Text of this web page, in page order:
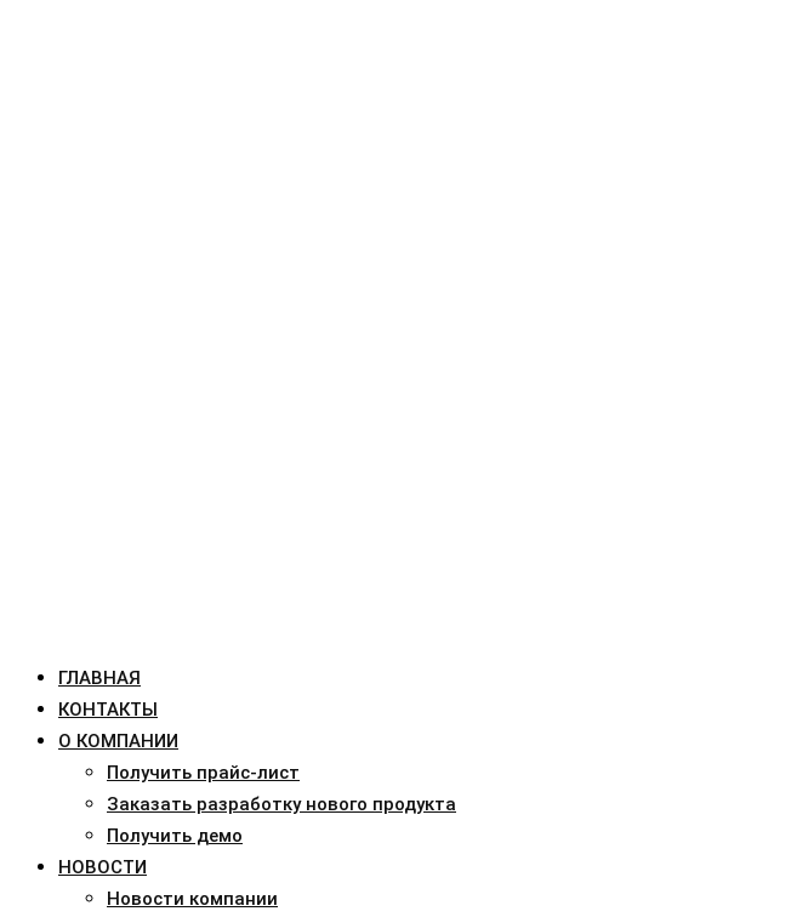
ГЛАВНАЯ
КОНТАКТЫ
О КОМПАНИИ
Получить прайс-лист
Заказать разработку нового продукта
Получить демо
НОВОСТИ
Новости компании